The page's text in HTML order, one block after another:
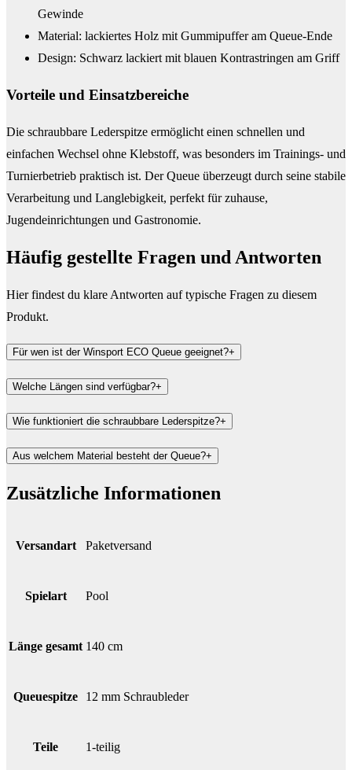
Gewinde
Material: lackiertes Holz mit Gummipuffer am Queue-Ende
Design: Schwarz lackiert mit blauen Kontrastringen am Griff
Vorteile und Einsatzbereiche
Die schraubbare Lederspitze ermöglicht einen schnellen und
einfachen Wechsel ohne Klebstoff, was besonders im Trainings- und
Turnierbetrieb praktisch ist. Der Queue überzeugt durch seine stabile
Verarbeitung und Langlebigkeit, perfekt für zuhause,
Jugendeinrichtungen und Gastronomie.
Häufig gestellte Fragen undAntworten
Hier findest du klare Antworten auf typische Fragen zu diesem
Produkt.
Für wen ist der Winsport ECO Queue geeignet?+
Welche Längen sind verfügbar?+
Wie funktioniert die schraubbare Lederspitze?+
Aus welchem Material besteht der Queue?+
Zusätzliche Informationen
Versandart Paketversand
Spielart Pool
Länge gesamt 140 cm
Queuespitze 12 mm Schraubleder
Teile 1-teilig